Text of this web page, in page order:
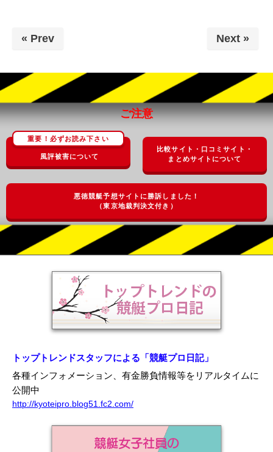
« Prev Next »
ご注意
重要！必ずお読み下さい
風評被害について
比較サイト・口コミサイト・
まとめサイトについて
悪徳競艇予想サイトに勝訴しました！
（東京地裁判決文付き）
トップトレンドスタッフによる「競艇プロ日記」
各種インフォメーション、有金勝負情報等をリアルタイムに
公開中
http://kyoteipro.blog51.fc2.com/